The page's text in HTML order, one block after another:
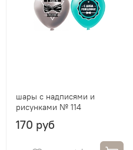
шары с надписями и
рисунками № 114
170 руб